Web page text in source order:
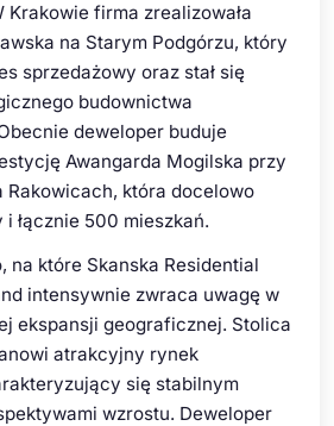
firma zrealizowała
na Starym Podgórzu, który
sprzedażowy oraz stał się
budownictwa
deweloper buduje
Awangarda Mogilska przy
Rakowicach, która docelowo
łącznie 500 mieszkań.
na które Skanska Residential
intensywnie zwraca uwagę w
ekspansji geograficznej. Stolica
atrakcyjny rynek
się stabilnym
wzrostu. Deweloper